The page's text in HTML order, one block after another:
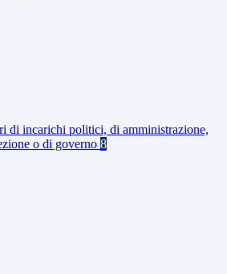
di incarichi politici, di amministrazione,
o di governo 8